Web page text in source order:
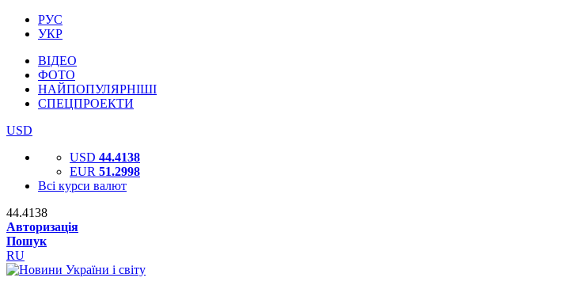
РУС
УКР
ВІДЕО
ФОТО
НАЙПОПУЛЯРНІШІ
СПЕЦПРОЕКТИ
USD
USD 44.4138
EUR 51.2998
Всі курси валют
44.4138
Авторизація
Пошук
RU